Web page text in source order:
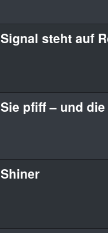
Signal steht auf
Sie pfiff – und die
Shiner